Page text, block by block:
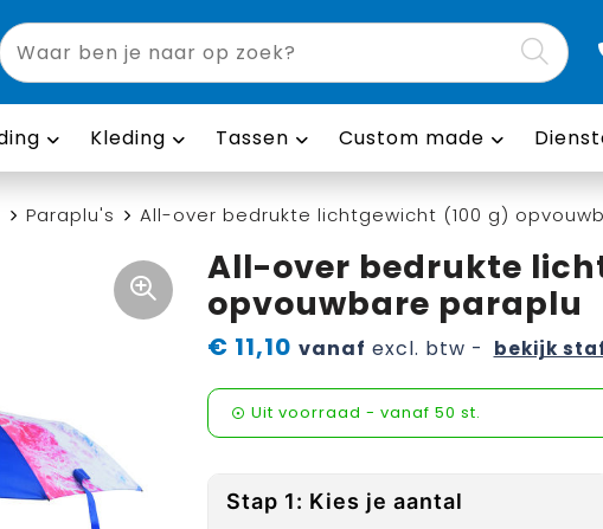
Kleding Tassen Custom made
Paraplu's All-over bedrukte lichtgewicht (100 g)
All-over bedrukte
opvouwbare paraplu
€ 11,10 vanaf excl. btw - bekijk
Uit voorraad - vanaf 50 st.
Stap 1: Kies je aantal